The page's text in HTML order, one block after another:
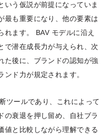
いう仮説が前提になっていま
最も重要になり、他の要素は
れます。 BAV モデルに沿え
で潜在成長力が与えられ、次
た後に、ブランドの認知が強
ド力が規定されます。
ツールであり、これによって
の衰退を押し留め、自社ブラ
値と比較しながら理解できる